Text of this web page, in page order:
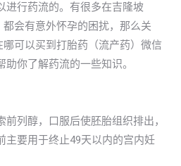
进行药流的。有很多在吉隆坡
会有意外怀孕的困扰，那么关
哪可以买到打胎药（流产药）微信
你了解药流的一些知识。
列醇，口服后使胚胎组织排出，
主要用于终止49天以内的宫内妊